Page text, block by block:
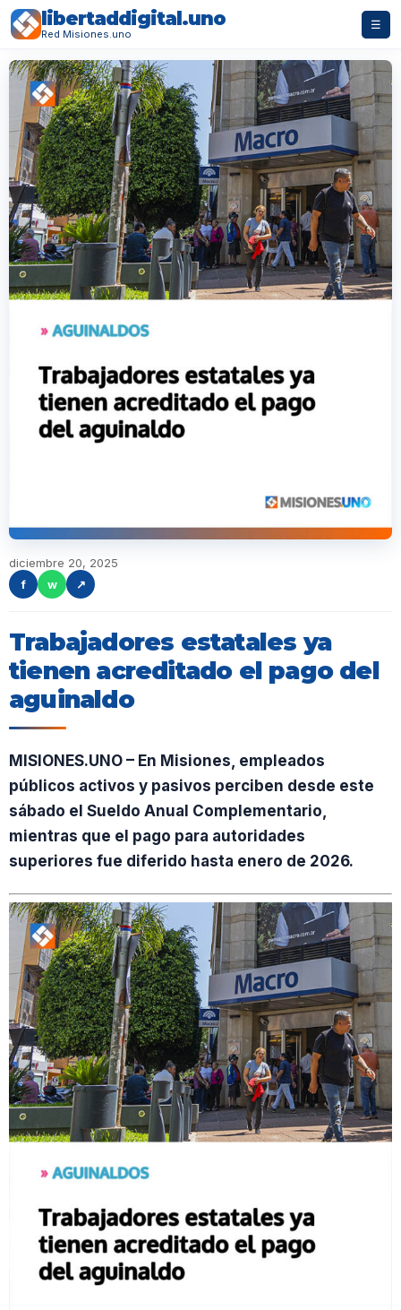
libertaddigital.uno
Red Misiones.uno
☰
diciembre 20, 2025
f
w ↗
Trabajadores estatales ya
tienen acreditado el pago del
aguinaldo
MISIONES.UNO – En Misiones, empleados
públicos activos y pasivos perciben desde este
sábado el Sueldo Anual Complementario,
mientras que el pago para autoridades
superiores fue diferido hasta enero de 2026.